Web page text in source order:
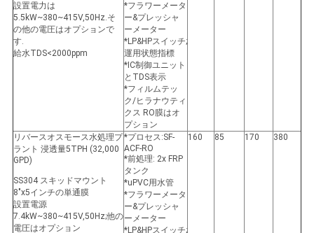
設置電力は
5.5kW~380~415V,50Hz.そ
の他の電圧はオプションで
す.
給水TDS<2000ppm
*フラワーメータ
ー&プレッシャ
ーメーター
*LP&HPスイッチ;
運用状態指標
*IC制御ユニット
とTDS表示
*フィルムテッ
ク/ヒラナウティ
クス RO膜はオ
プション
リバースオスモース水処理プ
ラント 浸透量5TPH (32,000
GPD)
SS304 スキッドマウント
8"x5インチの単通膜
設置電源
7.4kW~380~415V,50Hz;他の
電圧はオプション
*プロセス:SF-
ACF-RO
*前処理: 2x FRP
タンク
*uPVC用水管
*フラワーメータ
ー&プレッシャ
ーメーター
*LP&HPスイッチ;
160 85 170 380